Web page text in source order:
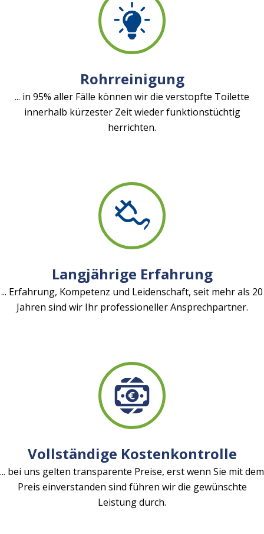
Rohrreinigung
... in 95% aller Fälle können wir die verstopfte Toilette
innerhalb kürzester Zeit wieder funktionstüchtig
herrichten.
Langjährige Erfahrung
... Erfahrung, Kompetenz und Leidenschaft, seit mehr als 20
Jahren sind wir Ihr professioneller Ansprechpartner.
Vollständige Kostenkontrolle
... bei uns gelten transparente Preise, erst wenn Sie mit dem
Preis einverstanden sind führen wir die gewünschte
Leistung durch.